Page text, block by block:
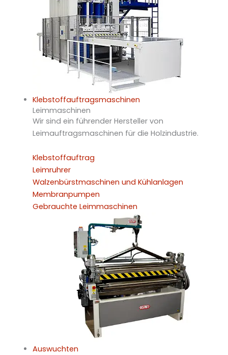
Klebstoffauftragsmaschinen
Leimmaschinen
Wir sind ein führender Hersteller von
Leimauftragsmaschinen für die Holzindustrie.
Klebstoffauftrag
Leimruhrer
Walzenbürstmaschinen und Kühlanlagen
Membranpumpen
Gebrauchte Leimmaschinen
Auswuchten